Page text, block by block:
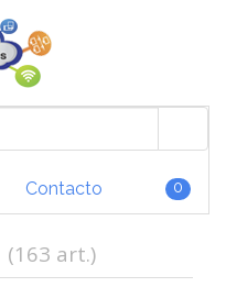
Contacto 0
(163 art.)